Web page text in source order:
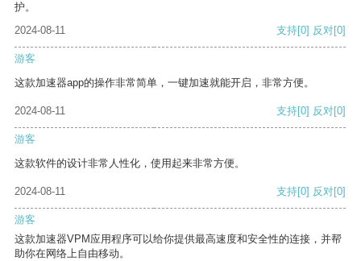
护。
2024-08-11
支持[0] 反对[0]
游客
这款加速器app的操作非常简单，一键加速就能开启，非常方便。
2024-08-11 支持[0] 反对[0]
游客
这款软件的设计非常人性化，使用起来非常方便。
2024-08-11 支持[0] 反对[0]
游客
这款加速器VPM应用程序可以给你提供最高速度和安全性的连接，并帮
助你在网络上自由移动。